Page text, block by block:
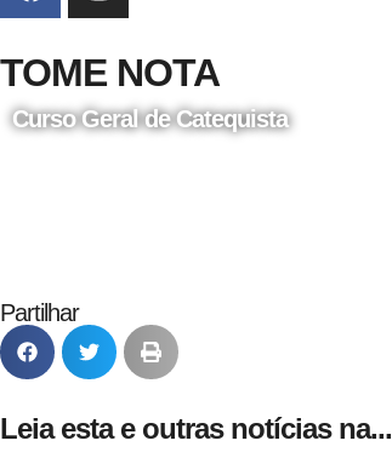
TOME NOTA
Curso Geral de Catequista
Partilhar
Leia esta e outras notícias na...